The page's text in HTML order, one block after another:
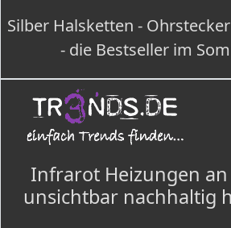
Silber Halsketten -
- die Bestseller im
Infrarot Heizungen
unsichtbar nachhaltig